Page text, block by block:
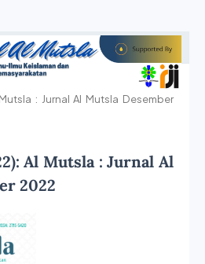
Archives /
: Jurnal Al Mutsla Desember
Al Mutsla : Jurnal Al
2022